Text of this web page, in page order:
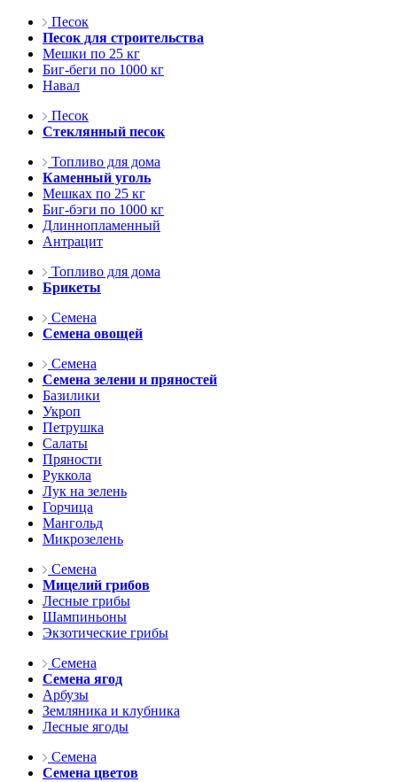
Песок
Песок для строительства
Мешки по 25 кг
Биг-беги по 1000 кг
Навал
Песок
Стеклянный песок
Топливо для дома
Каменный уголь
Мешках по 25 кг
Биг-бэги по 1000 кг
Длиннопламенный
Антрацит
Топливо для дома
Брикеты
Семена
Семена овощей
Семена
Семена зелени и пряностей
Базилики
Укроп
Петрушка
Салаты
Пряности
Руккола
Лук на зелень
Горчица
Мангольд
Микрозелень
Семена
Мицелий грибов
Лесные грибы
Шампиньоны
Экзотические грибы
Семена
Семена ягод
Арбузы
Земляника и клубника
Лесные ягоды
Семена
Семена цветов